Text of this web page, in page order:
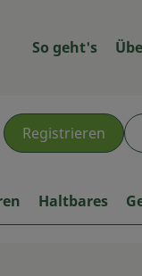
So geht's
Registrieren
Haltbares